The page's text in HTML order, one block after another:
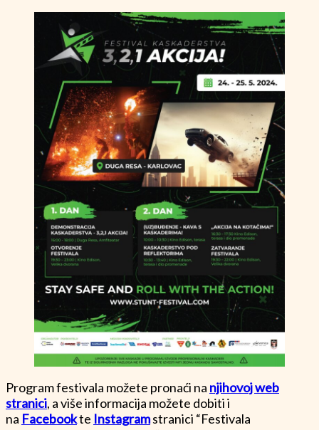
Program festivala možete pronaći na njihovoj web
stranici, a više informacija možete dobiti i
na Facebookte Instagramstranici “Festivala